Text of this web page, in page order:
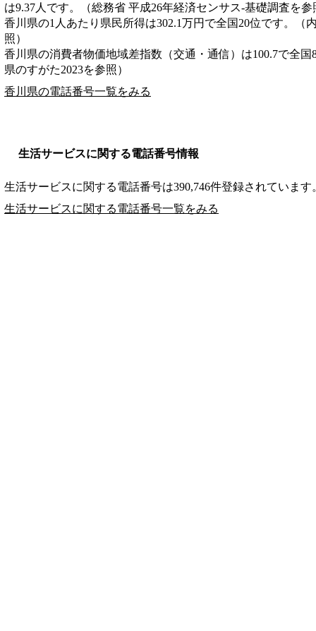
は9.37人です。（総務省 平成26年経済センサス‐基礎調査を参
香川県の1人あたり県民所得は302.1万円で全国20位です。（
照）
香川県の消費者物価地域差指数（交通・通信）は100.7で全
県のすがた2023を参照）
香川県の電話番号一覧をみる
生活サービスに関する電話番号情報
生活サービスに関する電話番号は390,746件登録されています
生活サービスに関する電話番号一覧をみる